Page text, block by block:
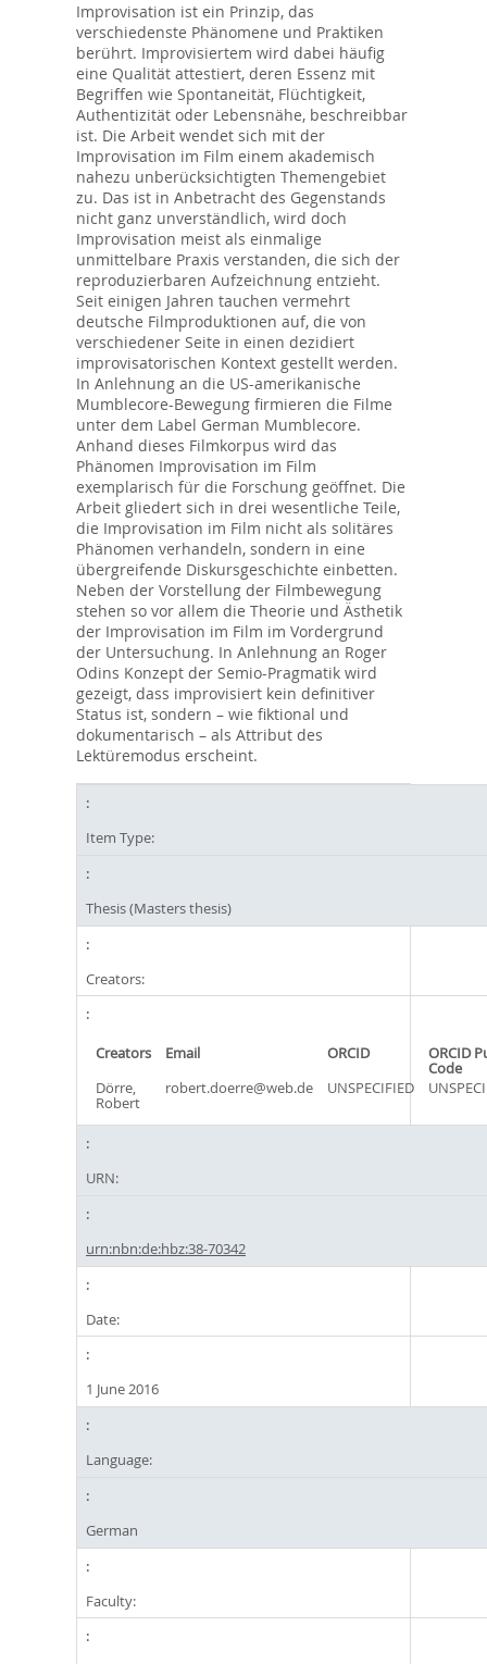
Improvisation ist ein Prinzip, das
verschiedenste Phänomene und Praktiken
berührt. Improvisiertem wird dabei häufig
eine Qualität attestiert, deren Essenz mit
Begriffen wie Spontaneität, Flüchtigkeit,
Authentizität oder Lebensnähe, beschreibbar
ist. Die Arbeit wendet sich mit der
Improvisation im Film einem akademisch
nahezu unberücksichtigten Themengebiet
zu. Das ist in Anbetracht des Gegenstands
nicht ganz unverständlich, wird doch
Improvisation meist als einmalige
unmittelbare Praxis verstanden, die sich der
reproduzierbaren Aufzeichnung entzieht.
Seit einigen Jahren tauchen vermehrt
deutsche Filmproduktionen auf, die von
verschiedener Seite in einen dezidiert
improvisatorischen Kontext gestellt werden.
In Anlehnung an die US-amerikanische
Mumblecore-Bewegung firmieren die Filme
unter dem Label German Mumblecore.
Anhand dieses Filmkorpus wird das
Phänomen Improvisation im Film
exemplarisch für die Forschung geöffnet. Die
Arbeit gliedert sich in drei wesentliche Teile,
die Improvisation im Film nicht als solitäres
Phänomen verhandeln, sondern in eine
übergreifende Diskursgeschichte einbetten.
Neben der Vorstellung der Filmbewegung
stehen so vor allem die Theorie und Ästhetik
der Improvisation im Film im Vordergrund
der Untersuchung. In Anlehnung an Roger
Odins Konzept der Semio-Pragmatik wird
gezeigt, dass improvisiert kein definitiver
Status ist, sondern – wie fiktional und
dokumentarisch – als Attribut des
Lektüremodus erscheint.
Item Type:
Thesis (Masters thesis)
Creators:
Creators Email ORCID ORCID
Code
Dörre,
Robert
robert.doerre@web.de UNSPECIFIED
URN:
urn:nbn:de:hbz:38-70342
Date:
1 June 2016
Language:
German
Faculty: